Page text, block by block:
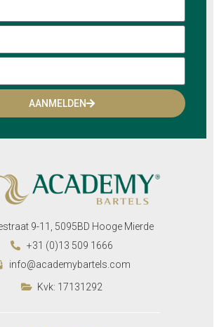
AANMELDEN
9-11, 5095BD Hooge Mierde
+31 (0)13 509 1666
info@academybartels.com
Kvk: 17131292